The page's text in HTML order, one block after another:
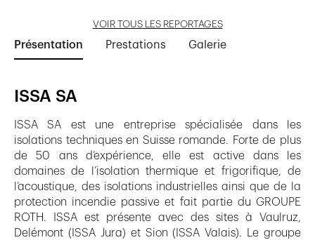
VOIR TOUS LES REPORTAGES
Présentation Prestations Galerie
ISSA SA
ISSA SA est une entreprise spécialisée dans les
isolations techniques en Suisse romande. Forte de plus
de 50 ans d’expérience, elle est active dans les
domaines de l’isolation thermique et frigorifique, de
l’acoustique, des isolations industrielles ainsi que de la
protection incendie passive et fait partie du GROUPE
ROTH. ISSA est présente avec des sites à Vaulruz,
Delémont (ISSA Jura) et Sion (ISSA Valais). Le groupe